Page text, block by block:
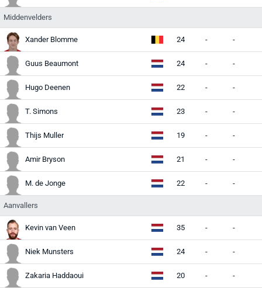
Middenvelders
Xander Blomme 24 - -
Guus Beaumont 24 - -
Hugo Deenen 22 - -
T. Simons 23 - -
Thijs Muller 19 - -
Amir Bryson 21 - -
M. de Jonge 22 - -
Aanvallers
Kevin van Veen 35 - -
Niek Munsters 24 - -
Zakaria Haddaoui 20 - -